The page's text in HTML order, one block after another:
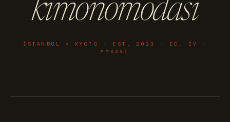
kimonomodasi
ISTANBUL × KYOTO · EST. 2023 · ED. IV ·
MMXXVI